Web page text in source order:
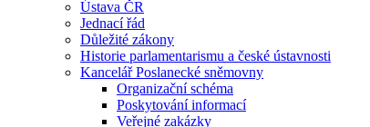
Ústava ČR
Jednací řád
Důležité zákony
Historie parlamentarismu a české ústavnosti
Kancelář Poslanecké sněmovny
Organizační schéma
Poskytování informací
Veřejné zakázky